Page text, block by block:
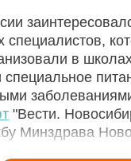
специалистов,
в
специальное
"Вести.
Минздрава